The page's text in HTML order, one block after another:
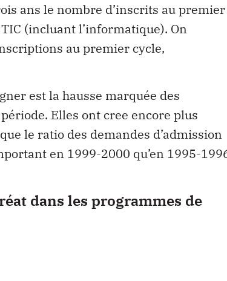
ans le nombre d’inscrits au premier
(incluant l’informatique). On
au premier cycle,
est la hausse marquée des
Elles ont cree encore plus
le ratio des demandes d’admission
en 1999-2000 qu’en 1995-
dans les programmes de